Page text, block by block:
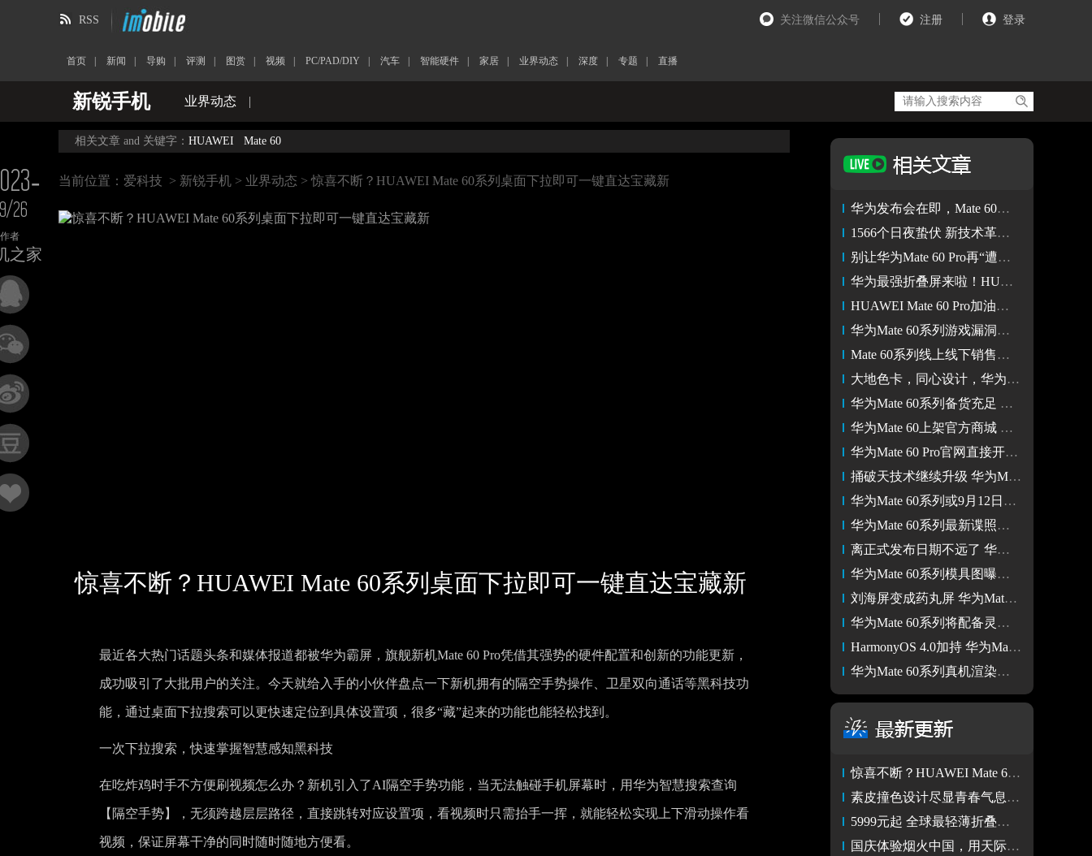
关注微信公众号 注册 登录
RSS
首页 新闻 导购 评测 图赏 视频 PC/PAD/DIY 汽车 智能硬件 家居 业界动态 深度 专题 直播
新锐手机 业界动态 |
26
作者
之家
相关文章 and 关键字： HUAWEI Mate 60
当前位置： 爱科技 > 新锐手机 > 业界动态 > 惊喜不断？HUAWEI Mate 60系列桌面下拉即可一键直达宝藏新
惊喜不断？HUAWEI Mate 60系列桌面下拉即可一键直达宝藏新
最近各大热门话题头条和媒体报道都被华为霸屏，旗舰新机Mate 60 Pro凭借其强势的硬件配置和创新的功能更新，
成功吸引了大批用户的关注。今天就给入手的小伙伴盘点一下新机拥有的隔空手势操作、卫星双向通话等黑科技功
能，通过桌面下拉搜索可以更快速定位到具体设置项，很多“藏”起来的功能也能轻松找到。
一次下拉搜索，快速掌握智慧感知黑科技
在吃炸鸡时手不方便刷视频怎么办？新机引入了AI隔空手势功能，当无法触碰手机屏幕时，用华为智慧搜索查询
【隔空手势】，无须跨越层层路径，直接跳转对应设置项，看视频时只需抬手一挥，就能轻松实现上下滑动操作看
视频，保证屏幕干净的同时随时随地方便看。
华为发布会在即，Mate 60五折机会购终于来了！？
1566个日夜蛰伏 新技术革命开启 华为Mate 60系列涅槃重生
别让华为Mate 60 Pro再“遭罪”了 超可靠玄武结构确实真硬！
华为最强折叠屏来啦！HUAWEI Mate X5即将开启行业新格局
HUAWEI Mate 60 Pro加油缴费无需下车，元服务使用提升近2倍
华为Mate 60系列游戏漏洞逐渐被修复 王者荣耀已开放极高帧率
Mate 60系列线上线下销售火爆 华为已向供应链紧急加单
大地色卡，同心设计，华为Mate 60 Pro重塑旗舰美学设计新标准
华为Mate 60系列备货充足 前期没有必要加价入手
华为Mate 60上架官方商城 配备第二代昆仑玻璃支持IP68级防水
华为Mate 60 Pro官网直接开售 6999元支持卫星电话功能
捅破天技术继续升级 华为Mate 60系列或首发卫星电话功能
华为Mate 60系列或9月12日发布 继续与iPhone 15正面较量
华为Mate 60系列最新谍照曝光 背面采用双色设计
离正式发布日期不远了 华为Mate 60系列开发代号曝光
华为Mate 60系列模具图曝光 镜头模组面积极大
刘海屏变成药丸屏 华为Mate 60系列正面颜值格外出众
华为Mate 60系列将配备灵动岛 支持3D人脸识别功能
HarmonyOS 4.0加持 华为Mate 60系列9月份和iPhone 14正面交锋
华为Mate 60系列真机渲染图曝光 预计今年秋季正式发布
惊喜不断？HUAWEI Mate 60系列桌面下拉即可一键直达宝藏新
素皮撞色设计尽显青春气息 Redmi Note 13 Pro+图赏
5999元起 全球最轻薄折叠荣耀V Purse开售 电子钱包风横扫时尚圈
国庆体验烟火中国，用天际通上网流量尽兴用